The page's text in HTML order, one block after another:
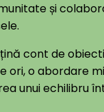
și
cont de
ori, o abordare
unui echilibru